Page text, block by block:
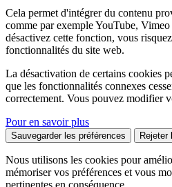
Cela permet d'intégrer du contenu
comme par exemple YouTube,
désactivez cette fonction, vous
fonctionnalités du site web.
La désactivation de certains cookies
que les fonctionnalités connexes
correctement. Vous pouvez modifier
Pour en savoir plus
Sauvegarder les préférences Rejeter
Nous utilisons les cookies pour
mémoriser vos préférences et vous